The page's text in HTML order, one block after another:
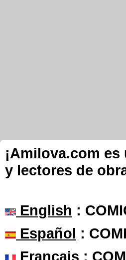
¡Amilova.com
y lectores de
English :
Español :
Français :